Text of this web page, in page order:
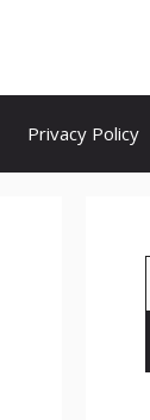
Privacy Policy